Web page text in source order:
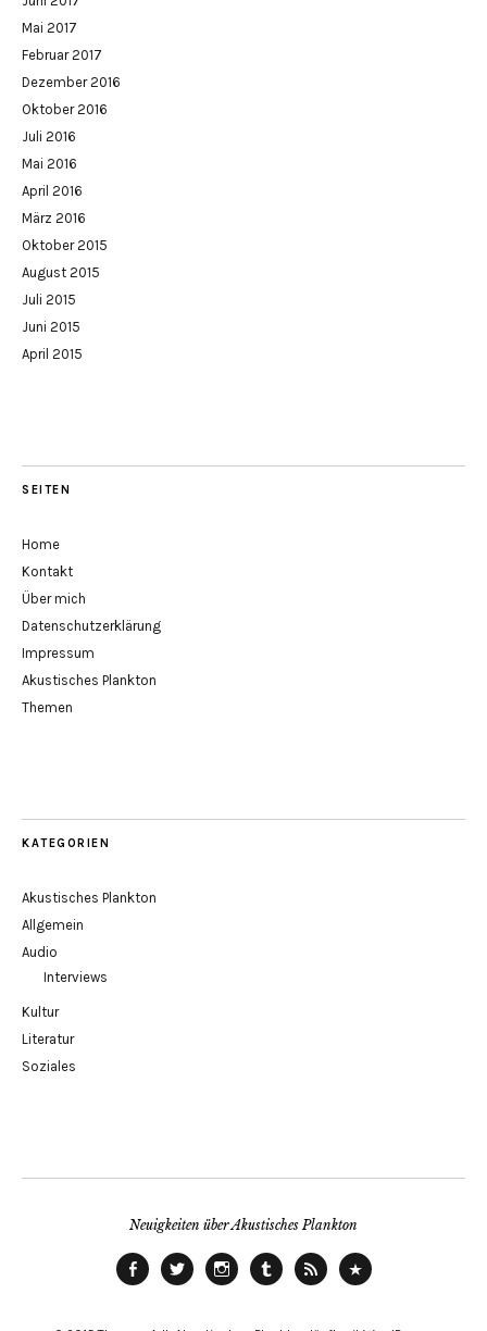
Mai 2017
Februar 2017
Dezember 2016
Oktober 2016
Juli 2016
Mai 2016
April 2016
März 2016
Oktober 2015
August 2015
Juli 2015
Juni 2015
April 2015
SEITEN
Home
Kontakt
Über mich
Datenschutzerklärung
Impressum
Akustisches Plankton
Themen
KATEGORIEN
Akustisches Plankton
Allgemein
Audio
Interviews
Kultur
Literatur
Soziales
Neuigkeiten über Akustisches Plankton